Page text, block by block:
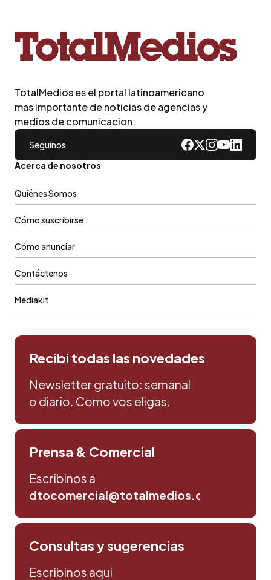
TotalMedios es el portal latinoamericano
mas importante de noticias de agencias y
medios de comunicacion.
Seguinos
Acerca de nosotros
Quiénes Somos
Cómo suscribirse
Cómo anunciar
Contáctenos
Mediakit
Recibi todas las novedades
Newsletter gratuito: semanal
o diario. Como vos eligas.
Prensa & Comercial
Escribinos a
dtocomercial@totalmedios.com
Consultas y sugerencias
Escribinos aqui